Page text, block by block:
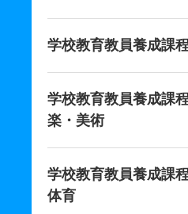
学校教育教員養成課
学校教育教員養成課
楽・美術
学校教育教員養成課
体育